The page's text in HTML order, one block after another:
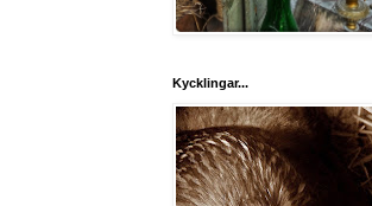
Kycklingar...